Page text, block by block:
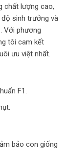
chất lượng cao,
sinh trưởng và
Với phương
tôi cam kết
ưu việt nhất.
F1.
bảo con giống